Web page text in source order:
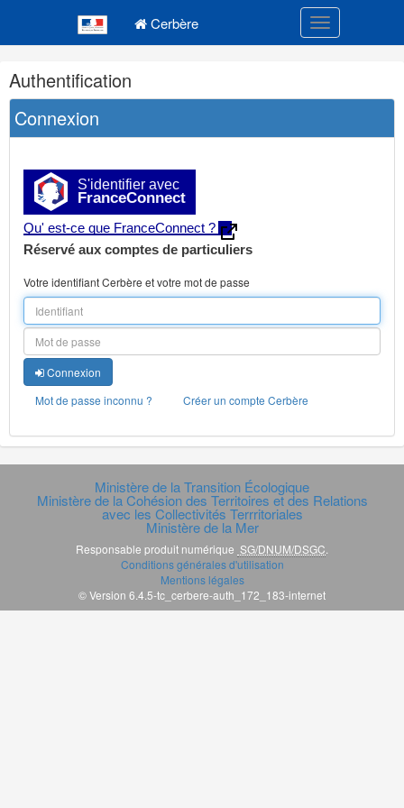
Cerbère Toggle
Navigation
et
outils
annexes
Authentification
Connexion
S'identifier avec
FranceConnect
Qu' est-ce que FranceConnect ?
Réservé aux comptes de particuliers
Votre identifiant Cerbère et votre mot de passe
Connexion
Mot de passe inconnu ?
Créer un compte Cerbère
Ministère de la Transition Écologique
Ministère de la Cohésion des Territoires et des Relations
avec les Collectivités Terrritoriales
Ministère de la Mer
Responsable produit numérique SG/DNUM/DSGC.
Conditions générales d'utilisation
Mentions légales
© Version 6.4.5-tc_cerbere-auth_172_183-internet